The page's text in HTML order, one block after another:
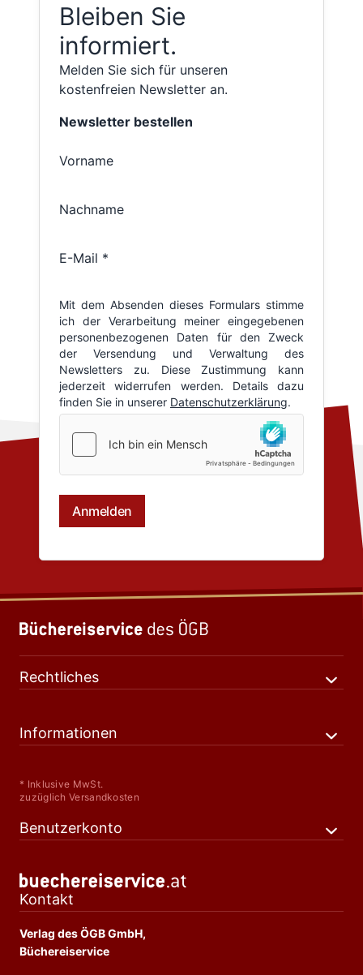
Bleiben Sie
informiert.
Melden Sie sich für unseren
kostenfreien Newsletter an.
Rechtliches
Informationen
* Inklusive MwSt.
zuzüglich Versandkosten
Benutzerkonto
Kontakt
Verlag des ÖGB GmbH,
Büchereiservice